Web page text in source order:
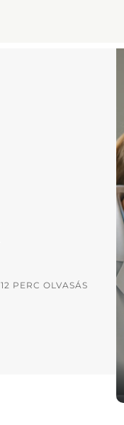
12 PERC OLVASÁS